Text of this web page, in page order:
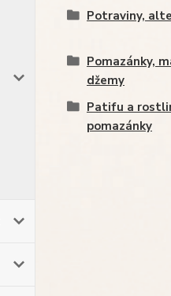
Potraviny,
Pomazánky,
džemy
Patifu a
pomazánky